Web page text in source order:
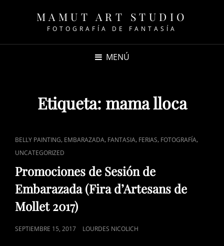
MAMUT ART STUDIO
FOTOGRAFÍA DE FANTASÍA
MENÚ
Etiqueta: mama lloca
ENLACES
DE
CATEGORÍAS
BELLY PAINTING, EMBARAZADA, FANTASIA, FERIAS, FOTOGRAFÍA,
UNCATEGORIZED
Promociones de Sesión de
Embarazada (Fira d’Artesans de
Mollet 2017)
PUBLICADO
SEPTIEMBRE 15, 2017 LOURDES NICOLICH